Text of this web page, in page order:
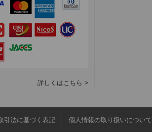
詳しくはこちら >
引法に基づく表記 個人情報の取り扱いについて